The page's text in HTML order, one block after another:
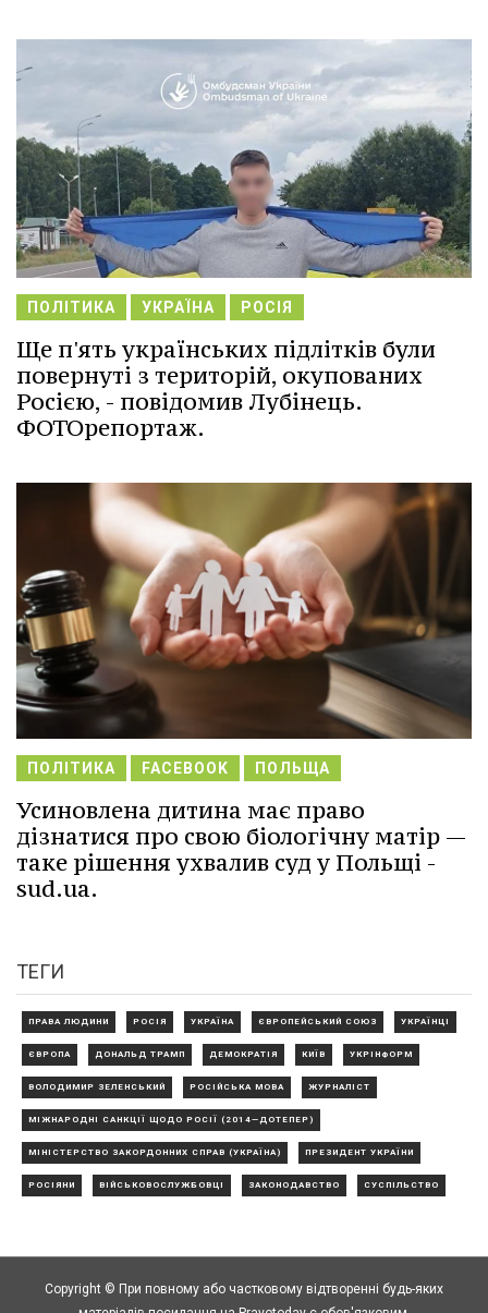
ПОЛІТИКА УКРАЇНА РОСІЯ
Ще п'ять українських підлітків були
повернуті з територій, окупованих
Росією, - повідомив Лубінець.
ФОТОрепортаж.
ПОЛІТИКА FACEBOOK ПОЛЬЩА
Усиновлена дитина має право
дізнатися про свою біологічну матір —
таке рішення ухвалив суд у Польщі -
sud.ua.
ТЕГИ
ПРАВА ЛЮДИНИ РОСІЯ УКРАЇНА ЄВРОПЕЙСЬКИЙ СОЮЗ УКРАЇНЦІ
ЄВРОПА ДОНАЛЬД ТРАМП ДЕМОКРАТІЯ КИЇВ УКРІНФОРМ
ВОЛОДИМИР ЗЕЛЕНСЬКИЙ РОСІЙСЬКА МОВА ЖУРНАЛІСТ
МІЖНАРОДНІ САНКЦІЇ ЩОДО РОСІЇ (2014—ДОТЕПЕР)
МІНІСТЕРСТВО ЗАКОРДОННИХ СПРАВ (УКРАЇНА) ПРЕЗИДЕНТ УКРАЇНИ
РОСІЯНИ ВІЙСЬКОВОСЛУЖБОВЦІ ЗАКОНОДАВСТВО СУСПІЛЬСТВО
Copyright © При повному або частковому відтворенні будь-яких